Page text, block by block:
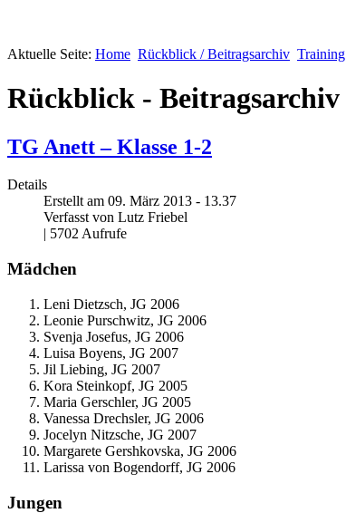
Aktuelle Seite: Home Rückblick / Beitragsarchiv Training
Rückblick - Beitragsarchiv
TG Anett – Klasse 1-2
Details
Erstellt am 09. März 2013 - 13.37
Verfasst von Lutz Friebel
| 5702 Aufrufe
Mädchen
Leni Dietzsch, JG 2006
Leonie Purschwitz, JG 2006
Svenja Josefus, JG 2006
Luisa Boyens, JG 2007
Jil Liebing, JG 2007
Kora Steinkopf, JG 2005
Maria Gerschler, JG 2005
Vanessa Drechsler, JG 2006
Jocelyn Nitzsche, JG 2007
Margarete Gershkovska, JG 2006
Larissa von Bogendorff, JG 2006
Jungen